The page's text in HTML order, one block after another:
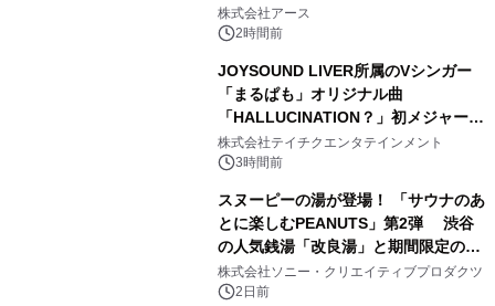
事例を株式会社アースが公開
株式会社アース
2時間前
JOYSOUND LIVER所属のVシンガー
「まるぱも」オリジナル曲
「HALLUCINATION？」初メジャー配
信リリース決定！
株式会社テイチクエンタテインメント
3時間前
スヌーピーの湯が登場！ 「サウナのあ
とに楽しむPEANUTS」第2弾 渋谷
の人気銭湯「改良湯」と期間限定のコ
ラボレーション サウナイキタイコラ
ボグッズも発売決定！
株式会社ソニー・クリエイティブプロダクツ
2日前